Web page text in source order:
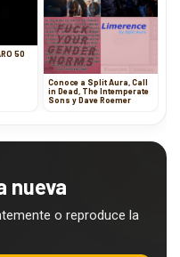
50
Conoce a Split Aura, Call
in Dead, The Intemperate
Sons y Dave Roemer
nueva
o reproduce la